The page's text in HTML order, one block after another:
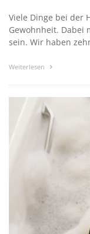
Viele Dinge bei der
Gewohnheit. Dabei
sein. Wir haben
Weiterlesen